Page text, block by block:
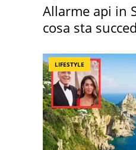
Allarme api in
cosa sta
LIFESTYLE